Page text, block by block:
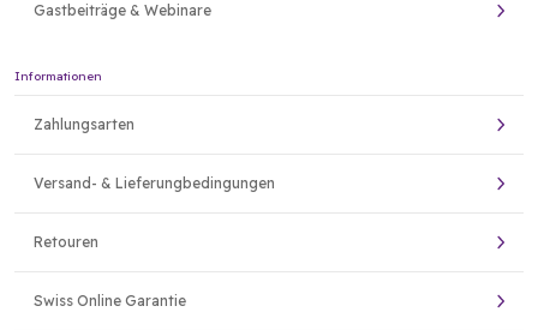
Gastbeiträge & Webinare
Informationen
Zahlungsarten
Versand- & Lieferungbedingungen
Retouren
Swiss Online Garantie